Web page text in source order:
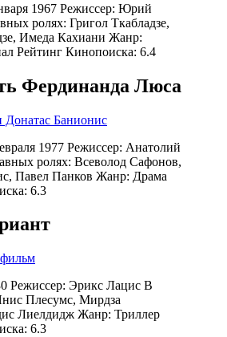
1967 Режиссер: Юрий
ролях: Григол Ткабладзе,
Имеда Кахиани Жанр:
Рейтинг Кинопоиска: 6.4
Фердинанда Люса
1977 Режиссер: Анатолий
ролях: Всеволод Сафонов,
Павел Панков Жанр: Драма
6.3
Режиссер: Эрикс Лацис В
Плесумс, Мирдза
Лиелдидж Жанр: Триллер
6.3